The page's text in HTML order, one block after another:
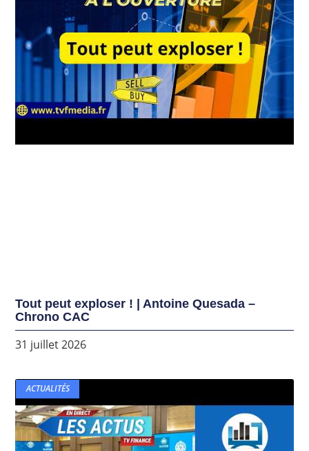
Tout peut exploser ! | Antoine Quesada –
Chrono CAC
31 juillet 2026
ACTUALITÉS